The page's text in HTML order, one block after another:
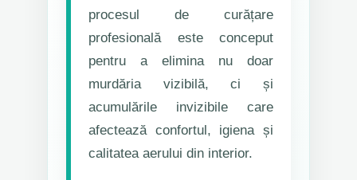
procesul de curățare
profesională este conceput
pentru a elimina nu doar
murdăria vizibilă, ci și
acumulările invizibile care
afectează confortul, igiena și
calitatea aerului din interior.